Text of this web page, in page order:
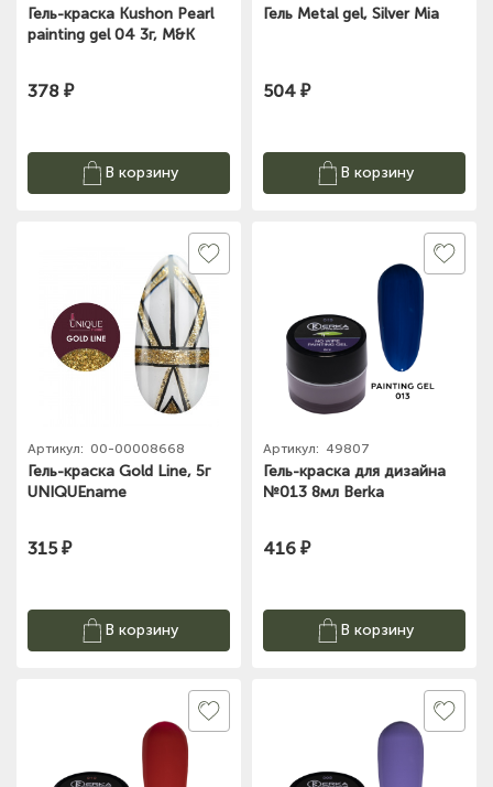
Гель-краска Kushon Pearl
painting gel 04 3г, M&K
378 ₽
В корзину
Гель Metal gel, Silver Mia
504 ₽
В корзину
Артикул: 00-00008668
Гель-краска Gold Line, 5г
UNIQUEname
315 ₽
В корзину
Артикул: 49807
Гель-краска для дизайна
№013 8мл Berka
416 ₽
В корзину